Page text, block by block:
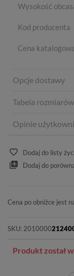
Wysokość
Kod producenta
Cena
Opcje dostawy
Tabela rozmiarów
Opinie
Dodaj do listy
Dodaj do
Cena po obniżce jest
SKU: 2010000
Produkt został